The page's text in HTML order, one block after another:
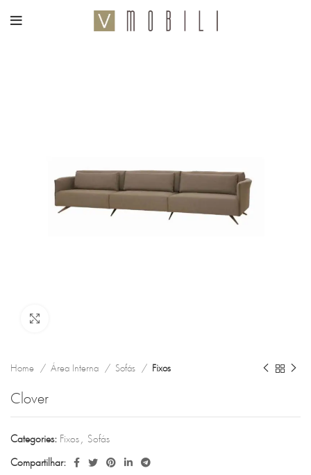
Home Área Interna Sofás Fixos
Clover
Categories: Fixos , Sofás
Compartilhar: